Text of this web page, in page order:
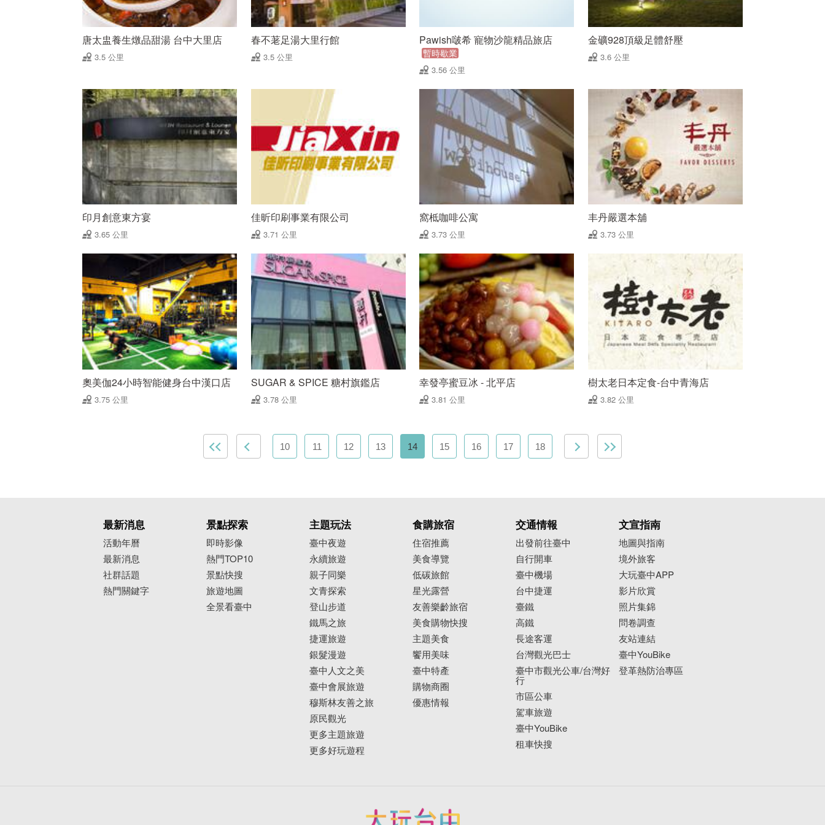
唐太盅養生燉品甜湯 台中大里店
3.5 公里
春不荖足湯大里行館
3.5 公里
Pawish啵希 寵物沙龍精品旅店
暫時歇業
3.56 公里
金礦928頂級足體舒壓
3.6 公里
印月創意東方宴
3.65 公里
佳昕印刷事業有限公司
3.71 公里
窩柢咖啡公寓
3.73 公里
丰丹嚴選本舖
3.73 公里
奧美伽24小時智能健身台中漢口店
3.75 公里
SUGAR & SPICE 糖村旗鑑店
3.78 公里
幸發亭蜜豆冰 - 北平店
3.81 公里
樹太老日本定食-台中青海店
3.82 公里
10 11 12 13 14 15 16 17 18
最新消息
活動年曆
最新消息
社群話題
熱門關鍵字
景點探索
即時影像
熱門TOP10
景點快搜
旅遊地圖
全景看臺中
主題玩法
臺中夜遊
永續旅遊
親子同樂
文青探索
登山步道
鐵馬之旅
捷運旅遊
銀髮漫遊
臺中人文之美
臺中會展旅遊
穆斯林友善之旅
原民觀光
更多主題旅遊
更多好玩遊程
食購旅宿
住宿推薦
美食導覽
低碳旅館
星光露營
友善樂齡旅宿
美食購物快搜
主題美食
饗用美味
臺中特產
購物商圈
優惠情報
交通情報
出發前往臺中
自行開車
臺中機場
台中捷運
臺鐵
高鐵
長途客運
台灣觀光巴士
臺中市觀光公車/台灣好
行
市區公車
駕車旅遊
臺中YouBike
租車快搜
文宣指南
地圖與指南
境外旅客
大玩臺中APP
影片欣賞
照片集錦
問卷調查
友站連結
臺中YouBike
登革熱防治專區